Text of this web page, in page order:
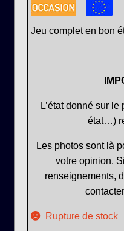
Jeu complet en bon
L’état donné sur
état…)
Les photos sont là
votre opinion.
renseignements,
contacter
Rupture de stock